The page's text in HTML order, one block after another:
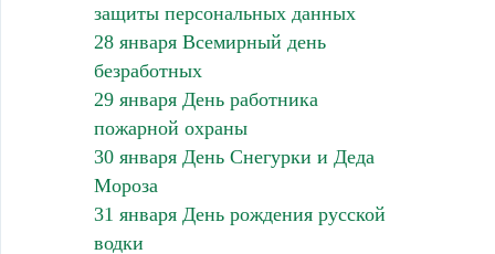
защиты персональных данных
28 января Всемирный день
безработных
29 января День работника
пожарной охраны
30 января День Снегурки и Деда
Мороза
31 января День рождения русской
водки